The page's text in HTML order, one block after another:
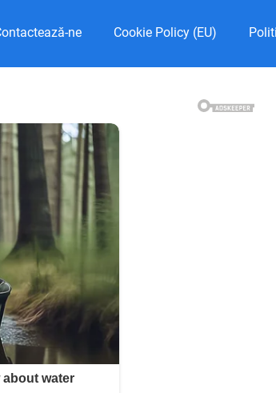
ne Cookie Policy (EU)